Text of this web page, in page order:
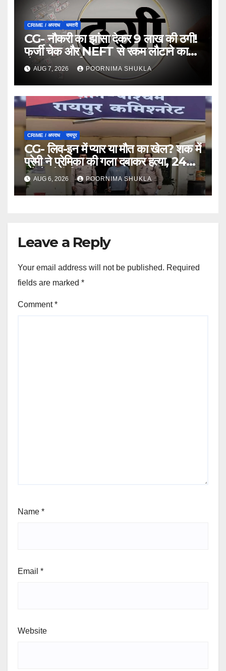
CRIME / अपराध धमतरी
CG- नौकरी का झांसा देकर 9 लाख की ठगी!
फर्जी चेक और NEFT से रकम लौटाने का
खेल, FIR दर्ज…
AUG 7, 2026 POORNIMA SHUKLA
CRIME / अपराध रायपुर
CG- लिव-इन में प्यार या मौत का खेल? शक में
प्रेमी ने प्रेमिका की गला दबाकर हत्या, 24
घंटे में प्रेमी गिरफ्तार…
AUG 6, 2026 POORNIMA SHUKLA
Leave a Reply
Your email address will not be published. Required
fields are marked *
Comment*
Name *
Email *
Website